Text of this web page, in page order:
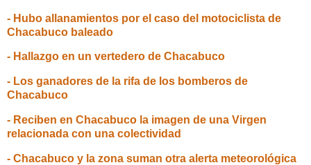
- Hubo allanamientos por el caso del motociclista de
Chacabuco baleado
- Hallazgo en un vertedero de Chacabuco
- Los ganadores de la rifa de los bomberos de
Chacabuco
- Reciben en Chacabuco la imagen de una Virgen
relacionada con una colectividad
- Chacabuco y la zona suman otra alerta meteorológica